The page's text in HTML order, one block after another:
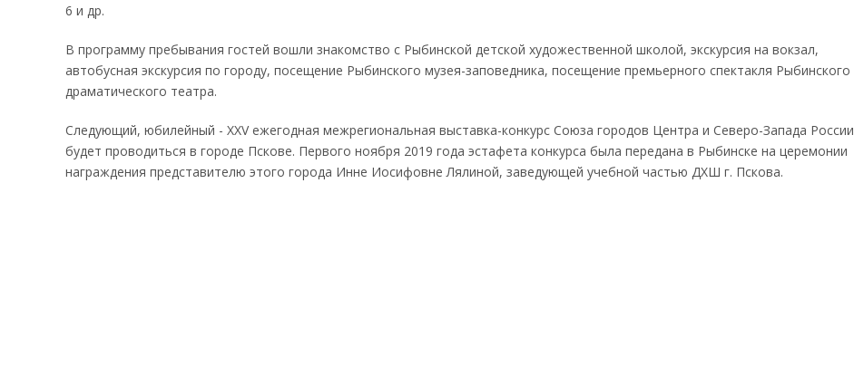
6 и др.
В программу пребывания гостей вошли знакомство с Рыбинской детской художественной школой, экскурсия на вокзал,
автобусная экскурсия по городу, посещение Рыбинского музея-заповедника, посещение премьерного спектакля Рыбинского
драматического театра.
Следующий, юбилейный - XXV ежегодная межрегиональная выставка-конкурс Союза городов Центра и Северо-Запада России
будет проводиться в городе Пскове. Первого ноября 2019 года эстафета конкурса была передана в Рыбинске на церемонии
награждения представителю этого города Инне Иосифовне Лялиной, заведующей учебной частью ДХШ г. Пскова.